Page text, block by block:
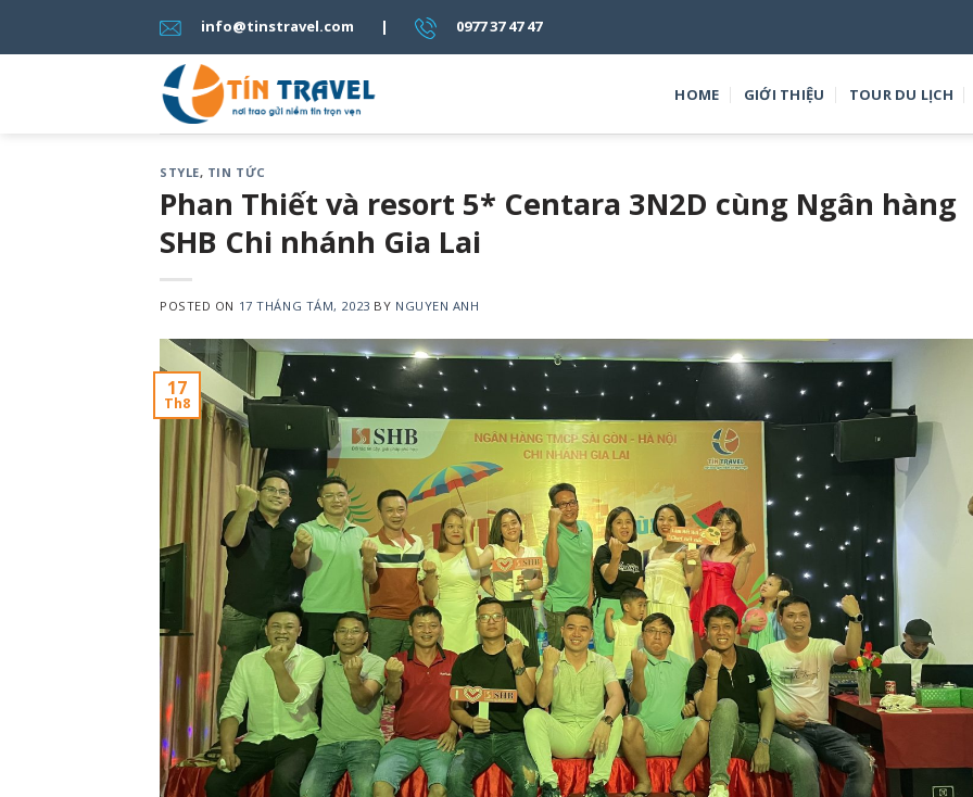
info@tinstravel.com | 0977 37 47 47
HOME GIỚI THIỆU TOUR DU LỊCH
STYLE, TIN TỨC
Phan Thiết và resort 5* Centara 3N2D cùng Ngân hàng
SHB Chi nhánh Gia Lai
POSTED ON 17 THÁNG TÁM, 2023 BY NGUYEN ANH
17
Th8